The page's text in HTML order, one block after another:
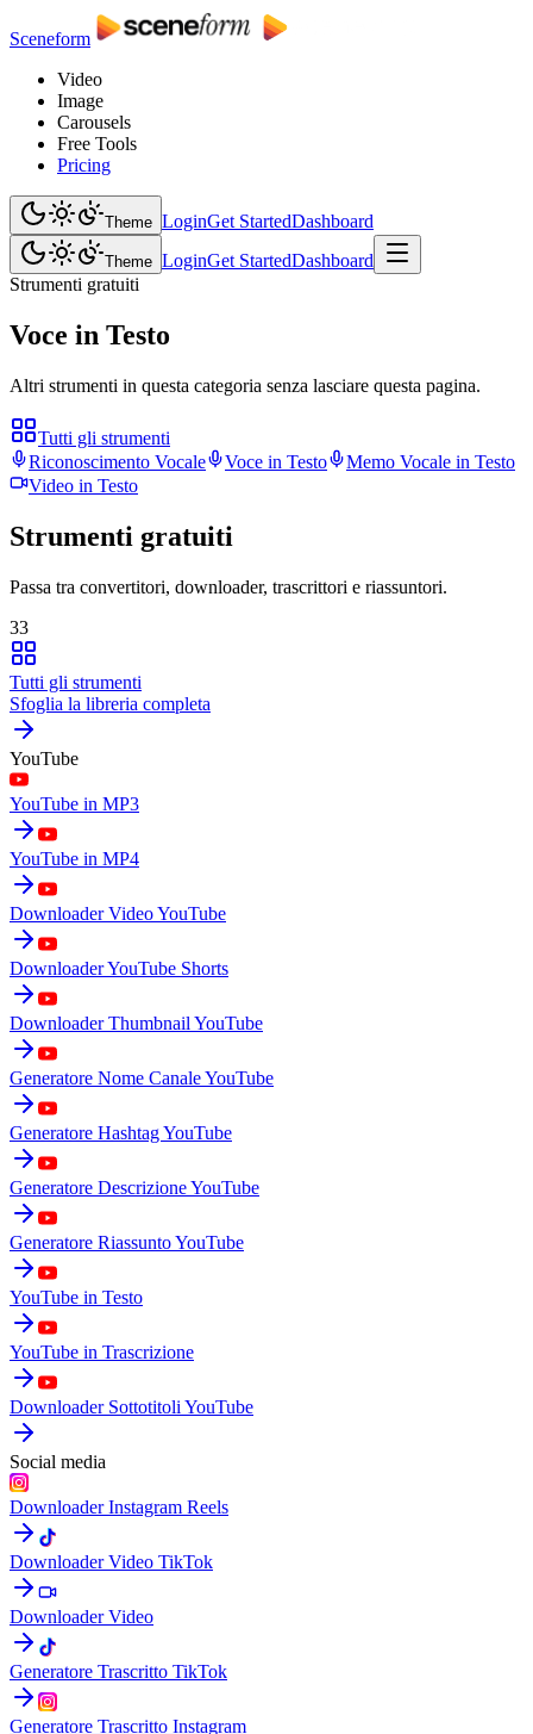
Sceneform
Video
Image
Carousels
Free Tools
Pricing
Theme LoginGet StartedDashboard
Theme LoginGet StartedDashboard
Strumenti gratuiti
Voce in Testo
Altri strumenti in questa categoria senza lasciare questa pagina.
Tutti gli strumenti
Riconoscimento Vocale
Voce in Testo
Memo Vocale in Testo
Video in Testo
Strumenti gratuiti
Passa tra convertitori, downloader, trascrittori e riassuntori.
33
Tutti gli strumenti
Sfoglia la libreria completa
YouTube
YouTube in MP3
YouTube in MP4
Downloader Video YouTube
Downloader YouTube Shorts
Downloader Thumbnail YouTube
Generatore Nome Canale YouTube
Generatore Hashtag YouTube
Generatore Descrizione YouTube
Generatore Riassunto YouTube
YouTube in Testo
YouTube in Trascrizione
Downloader Sottotitoli YouTube
Social media
Downloader Instagram Reels
Downloader Video TikTok
Downloader Video
Generatore Trascritto TikTok
Generatore Trascritto Instagram